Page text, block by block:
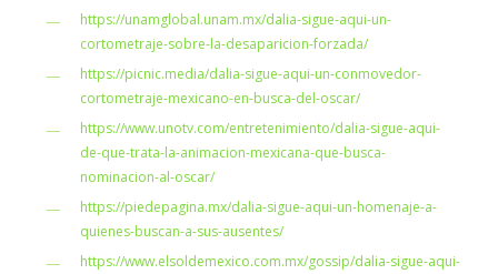
https://unamglobal.unam.mx/dalia-sigue-aqui-un-
cortometraje-sobre-la-desaparicion-forzada/
https://picnic.media/dalia-sigue-aqui-un-conmovedor-
cortometraje-mexicano-en-busca-del-oscar/
https://www.unotv.com/entretenimiento/dalia-sigue-aqui-
de-que-trata-la-animacion-mexicana-que-busca-
nominacion-al-oscar/
https://piedepagina.mx/dalia-sigue-aqui-un-homenaje-a-
quienes-buscan-a-sus-ausentes/
https://www.elsoldemexico.com.mx/gossip/dalia-sigue-aqui-